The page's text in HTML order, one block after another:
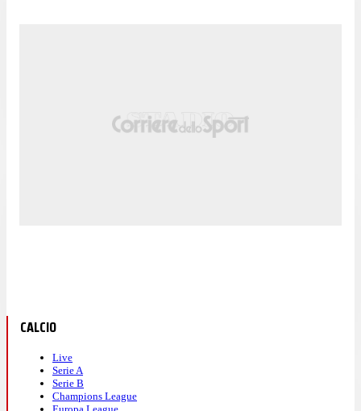
CALCIO
Live
Serie A
Serie B
Champions League